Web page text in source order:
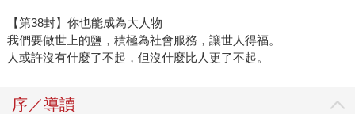
【第38封】你也能成為大人物
我們要做世上的鹽，積極為社會服務，讓世人得福。
人或許沒有什麼了不起，但沒什麼比人更了不起。
序／導讀